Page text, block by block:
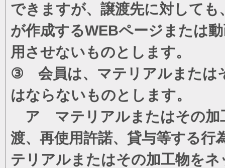
できますが、譲渡先に対して
が作成するWEBページまたは
用させないものとします。
③ 会員は、マテリアルまたは
はならないものとします。
ア マテリアルまたはその加
渡、再使用許諾、貸与等する行
テリアルまたはその加工物を